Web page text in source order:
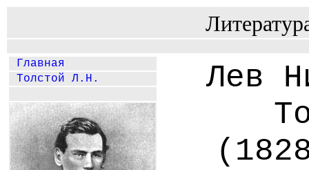
Главная
Толстой Л.Н.
Лев